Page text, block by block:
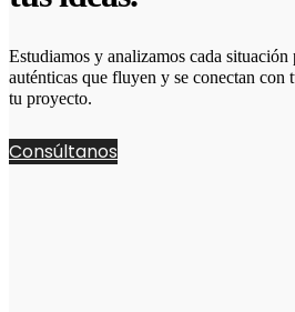
Estudiamos y analizamos cada
auténticas que fluyen y se conectan con
tu proyecto.
Consúltanos